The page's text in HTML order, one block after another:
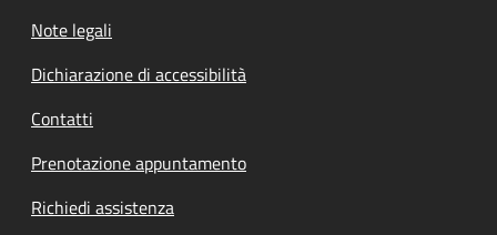
Note legali
Dichiarazione di accessibilità
Contatti
Prenotazione appuntamento
Richiedi assistenza